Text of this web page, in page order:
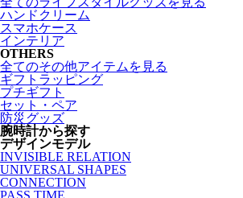
ハンドクリーム
スマホケース
インテリア
OTHERS
全てのその他アイテムを見る
ギフトラッピング
プチギフト
セット・ペア
防災グッズ
腕時計から探す
デザインモデル
INVISIBLE RELATION
UNIVERSAL SHAPES
CONNECTION
PASS TIME